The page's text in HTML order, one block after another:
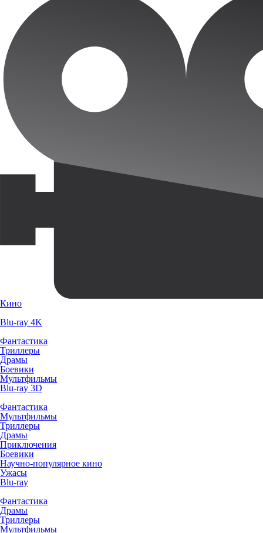
Кино
Blu-ray 4K
Фантастика
Триллеры
Драмы
Боевики
Мультфильмы
Blu-ray 3D
Фантастика
Мультфильмы
Триллеры
Драмы
Приключения
Боевики
Научно-популярное кино
Ужасы
Blu-ray
Фантастика
Драмы
Триллеры
Мультфильмы